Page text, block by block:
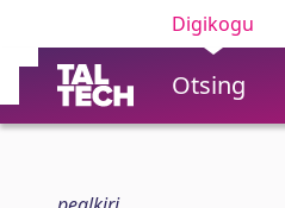
Digikogu
Otsing